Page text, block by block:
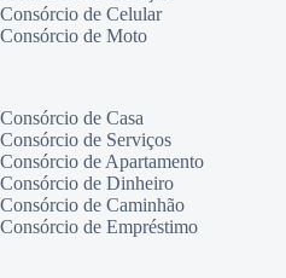
Consórcio de Celular
Consórcio de Moto
Consórcio de Casa
Consórcio de Serviços
Consórcio de Apartamento
Consórcio de Dinheiro
Consórcio de Caminhão
Consórcio de Empréstimo